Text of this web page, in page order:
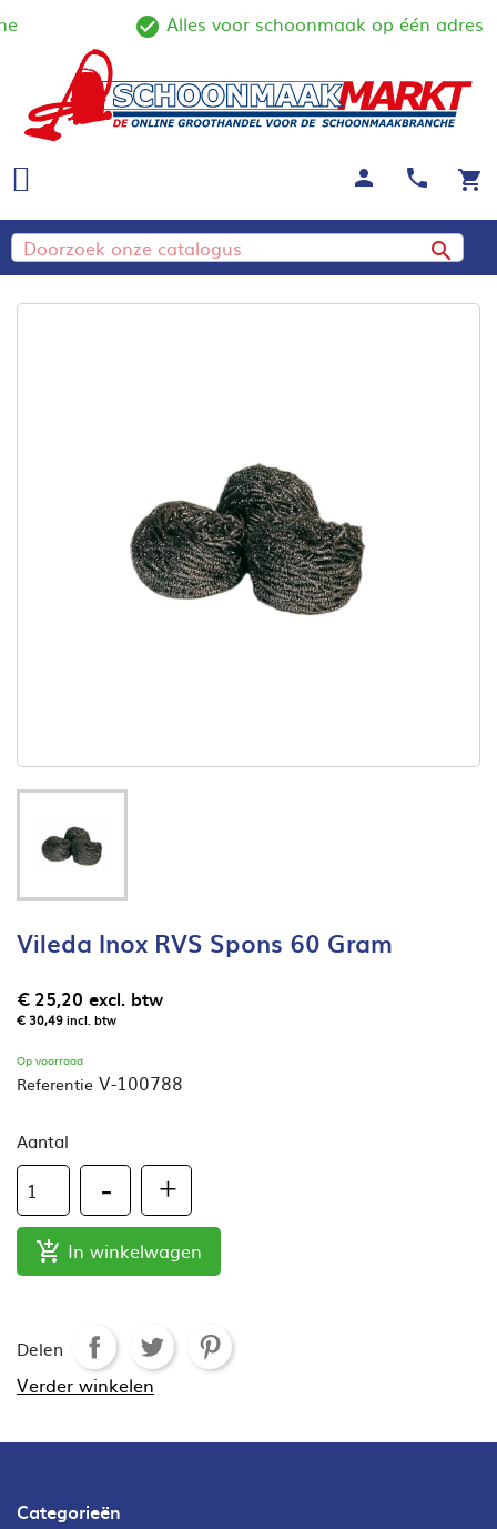
check_circle_outline
Alles voor schoonmaak op één adres
shopping_cart
call
person

Vileda Inox RVS Spons 60 Gram
€ 25,20 excl. btw
€ 30,49incl. btw
Op voorraad
Referentie V-100788
Aantal
 In winkelwagen
Delen
Verder winkelen
Categorieën